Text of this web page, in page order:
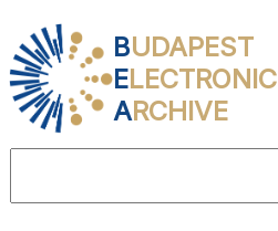
BUDAPEST
ELECTRONIC
ARCHIVE